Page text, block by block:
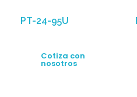
PT-24-95U
Cotiza con
nosotros